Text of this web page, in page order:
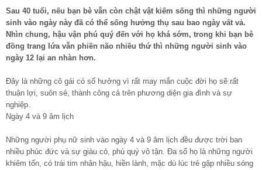
Sau 40 tuổi, nếu bạn bè vẫn còn chật vật kiếm sống thì những người
sinh vào ngày này đã có thể sống hưởng thụ sau bao ngày vất vả.
Nhìn chung, hậu vận phú quý đến với họ khá sớm, trong khi bạn bè
đồng trang lứa vẫn phiền não nhiều thứ thì những người sinh vào
ngày 12 lại an nhàn hơn.
Đây là những cô gái có số hưởng vì rất may mắn cuộc đời họ sẽ rất
thuận lợi, suôn sẻ, thành công cả trên phương diện gia đình và sự
nghiệp.
Ngày 4 và 9 âm lịch
Những người phụ nữ sinh vào ngày 4 và 9 âm lịch đều được trời ban
nhiều phúc đức và sự giàu có, phú quý vô tận. Đa số họ là những người
khiêm tốn, có trái tim nhân hậu, hiền lành, mặc dù lúc trẻ gặp nhiều sóng